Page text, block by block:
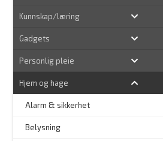
Kunnskap/læring
Gadgets
Personlig pleie
Hjem og hage
Alarm & sikkerhet
Belysning